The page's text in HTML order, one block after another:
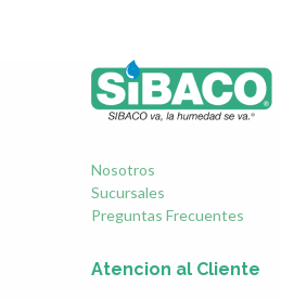
Nosotros
Sucursales
Preguntas Frecuentes
Atencion al Cliente